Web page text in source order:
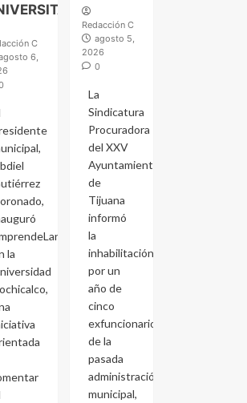
C
6,
la
Redacción C
agosto 5,
2026
0
La
Sindicatura
Procuradora
del XXV
Ayuntamiento
de
Tijuana
informó
la
inhabilitación
por un
año de
cinco
exfuncionarios
de la
pasada
administración
municipal,